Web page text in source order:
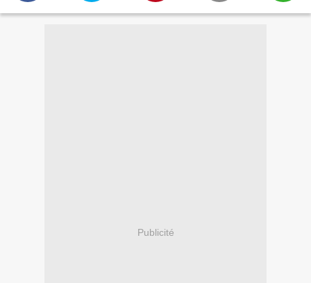
Publicité